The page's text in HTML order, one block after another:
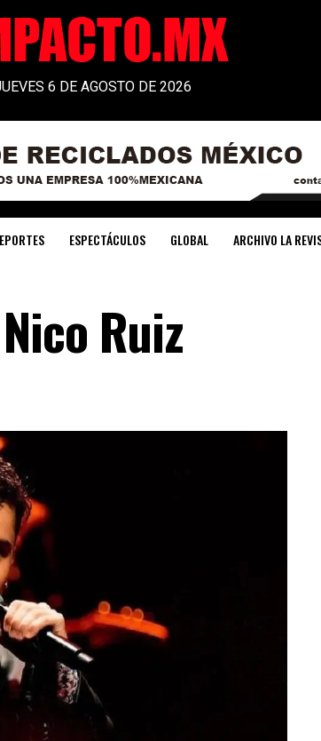
6 DE AGOSTO DE 2026
ESPECTÁCULOS GLOBAL ARCHIVO LA
Ruiz